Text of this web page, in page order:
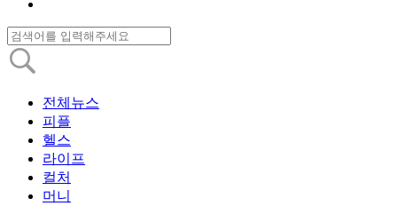
전체뉴스
피플
헬스
라이프
컬처
머니